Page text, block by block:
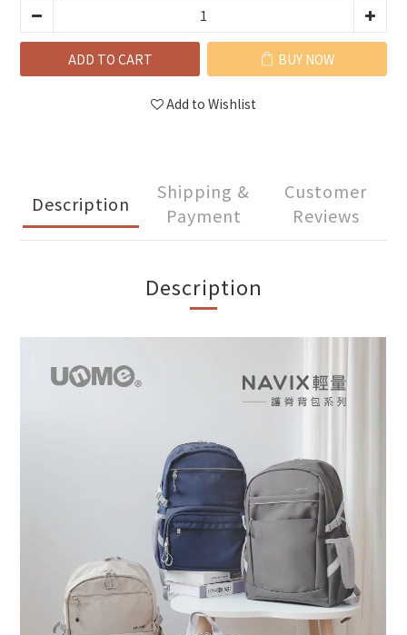
ADD TO CART BUY NOW
Add to Wishlist
Description
Shipping &
Payment
Customer
Reviews
Description